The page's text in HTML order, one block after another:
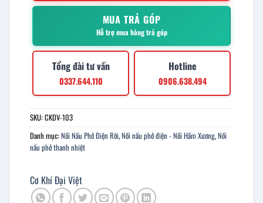
MUA TRẢ GÓP
Hỗ trợ mua hàng trả góp
Tổng đài tư vấn
0337.644.110
Hotline
0906.638.494
SKU:CKDV-103
Danh mục:Nồi Nấu Phở Điện Rời,Nồi nấu phở điện - Nồi Hầm Xương,Nồi
nấu phở thanh nhiệt
Cơ Khí Đại Việt